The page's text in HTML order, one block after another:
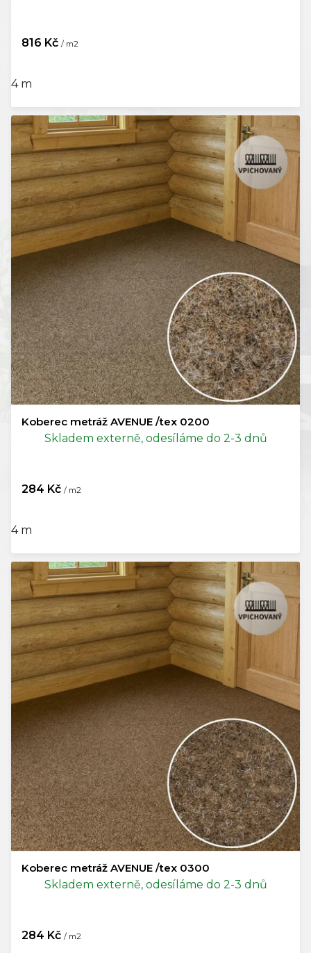
816 Kč / m2
4 m
Koberec metráž AVENUE /tex 0200
Skladem externě, odesíláme do 2-3 dnů
284 Kč / m2
4 m
Koberec metráž AVENUE /tex 0300
Skladem externě, odesíláme do 2-3 dnů
284 Kč / m2